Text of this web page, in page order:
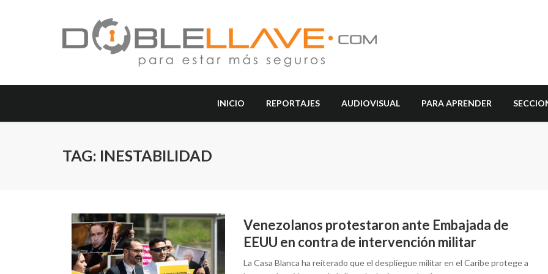
INICIO REPORTAJES AUDIOVISUAL PARA APRENDER
TAG: INESTABILIDAD
Venezolanos protestaron ante Embajada de
EEUU en contra de intervención militar
La Casa Blanca ha reiterado que el despliegue militar en el Caribe protege a